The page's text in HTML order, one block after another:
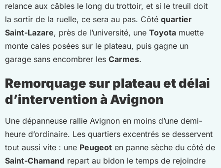
relance aux câbles le long du trottoir, et si le treuil doit
la sortir de la ruelle, ce sera au pas. Côté quartier
Saint-Lazare, près de l’université, une Toyota muette
monte cales posées sur le plateau, puis gagne un
garage sans encombrer les Carmes.
Remorquage sur plateau et délai
d’intervention à Avignon
Une dépanneuse rallie Avignon en moins d’une demi-
heure d’ordinaire. Les quartiers excentrés se desservent
tout aussi vite : une Peugeot en panne sèche du côté de
Saint-Chamand repart au bidon le temps de rejoindre